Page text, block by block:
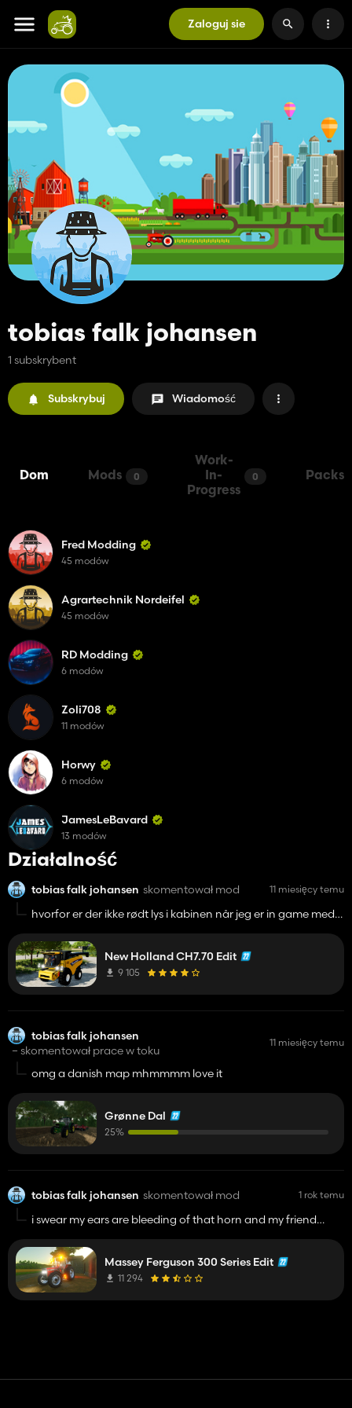
Zaloguj sie
tobias falk johansen
1 subskrybent
Subskrybuj Wiadomość
Dom Mods 0
Work-
In-
Progress
0 Packs
Działalność
tobias falk johansen skomentował mod 11 miesięcy temu
hvorfor er der ikke rødt lys i kabinen når jeg er in game med
New Holland CH7.70 Edit
9 105
tobias falk johansen
– skomentował prace w toku
11 miesięcy temu
omg a danish map mhmmmm love it
Grønne Dal
25%
tobias falk johansen skomentował mod 1 rok temu
i swear my ears are bleeding of that horn and my friend
Massey Ferguson 300 Series Edit
11 294
Fred Modding
45 modów
Agrartechnik Nordeifel
45 modów
RD Modding
6 modów
Zoli708
11 modów
Horwy
6 modów
JamesLeBavard
13 modów